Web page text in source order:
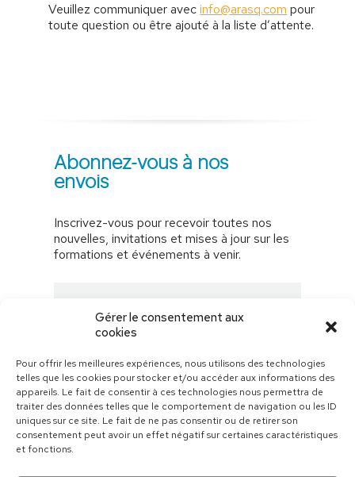
Gérer le consentement aux
cookies
Pour offrir les meilleures expériences, nous utilisons des technologies
telles que les cookies pour stocker et/ou accéder aux informations des
appareils. Le fait de consentir à ces technologies nous permettra de
traiter des données telles que le comportement de navigation ou les ID
uniques sur ce site. Le fait de ne pas consentir ou de retirer son
consentement peut avoir un effet négatif sur certaines caractéristiques
et fonctions.
Veuillez communiquer avecinfo@arasq.com pour
toute question ou être ajouté à la liste d’attente.
Abonnez-vous à nos
envois
Inscrivez-vous pour recevoir toutes nos
nouvelles, invitations et mises à jour sur les
formations et événements à venir.
M’abonner